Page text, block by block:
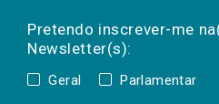
Pretendo inscrever-me
Newsletter(s):
Geral Parlamentar
a(s) newsletter(s).
mail